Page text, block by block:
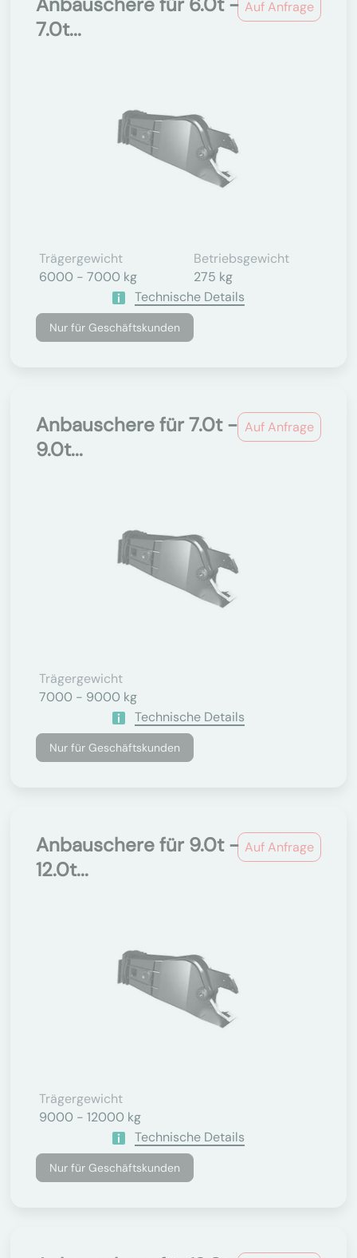
Auf Anfrage
7.0t...
Trägergewicht
6000 - 7000 kg
Betriebsgewicht
275 kg
Technische Details
Nur für Geschäftskunden
Auf Anfrage
Anbauschere für 7.0t -
9.0t...
Trägergewicht
7000 - 9000 kg
Technische Details
Nur für Geschäftskunden
Auf Anfrage
Anbauschere für 9.0t -
12.0t...
Trägergewicht
9000 - 12000 kg
Technische Details
Nur für Geschäftskunden